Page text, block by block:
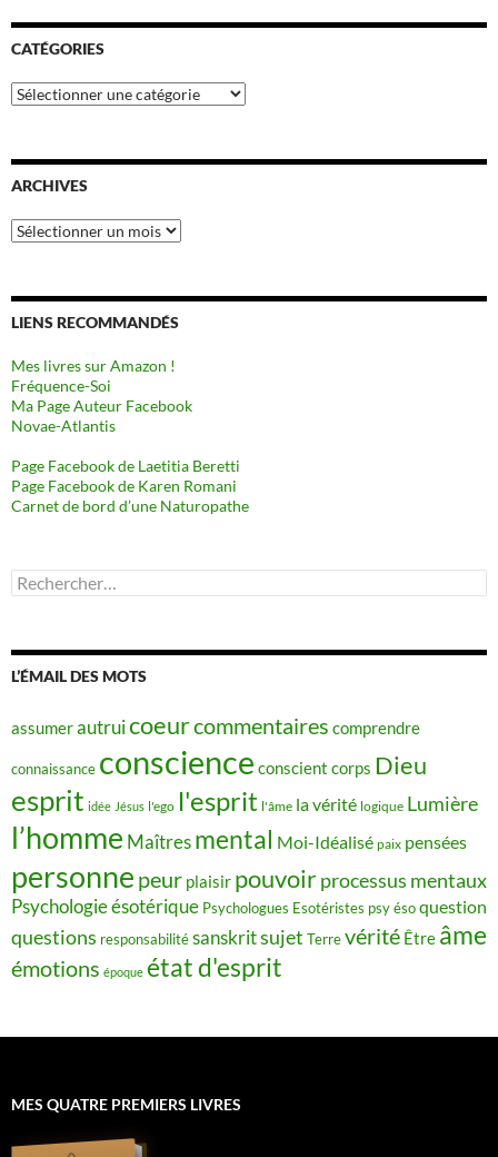
CATÉGORIES
Catégories
ARCHIVES
Archives
LIENS RECOMMANDÉS
Mes livres sur Amazon !
Fréquence-Soi
Ma Page Auteur Facebook
Novae-Atlantis
Page Facebook de Laetitia Beretti
Page Facebook de Karen Romani
Carnet de bord d’une Naturopathe
Rechercher :
L’ÉMAIL DES MOTS
assumerautruicoeurcommentaires comprendre
connaissance conscience conscient corps Dieu
esprit idée Jésus l'ego l'esprit l'âme la vérité logique Lumière
l’homme Maîtres mental Moi-Idéalisé paix pensées
personne peur plaisir pouvoirprocessus mentaux
Psychologie ésotérique Psychologues Esotéristes psy ésoquestion
questions responsabilitésanskritsujet Terrevérité Être âme
émotions époque état d'esprit
MES QUATRE PREMIERS LIVRES